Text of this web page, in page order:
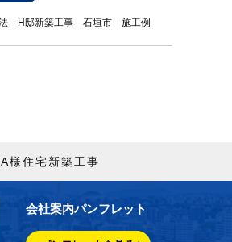
法 H邸新築工事 石垣市 施工例
A様住宅新築工事
会社案内パンフレット